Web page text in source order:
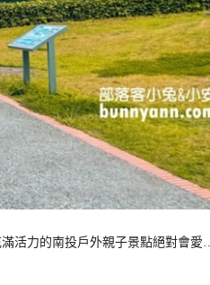
活力的南投戶外親子景點絕對會愛…